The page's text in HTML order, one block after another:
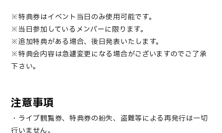
※特典券はイベント当日のみ使用可能です。
※当日参加しているメンバーに限ります。
※追加特典がある場合、後日発表いたします。
※特典会内容は急遽変更になる場合がございますのでご了承
下さい。
注意事項
・ライブ観覧券、特典券の紛失、盗難等による再発行は一切
行いません。